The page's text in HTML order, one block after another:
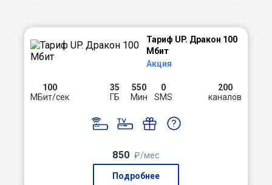
Тариф UP. Дракон 100
Мбит
Акция
100
МБит/сек
35
ГБ
550
Мин
0
SMS
200
каналов
850 ₽/мес
Подробнее